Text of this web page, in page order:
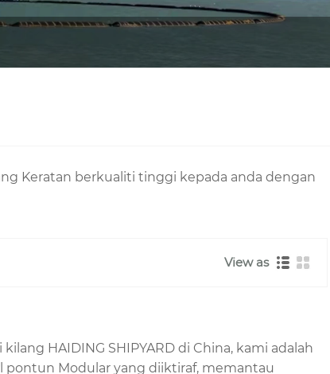
Keratan berkualiti tinggi kepada anda dengan
View as
HAIDING SHIPYARD di China, kami adalah
pontun Modular yang diiktiraf, memantau